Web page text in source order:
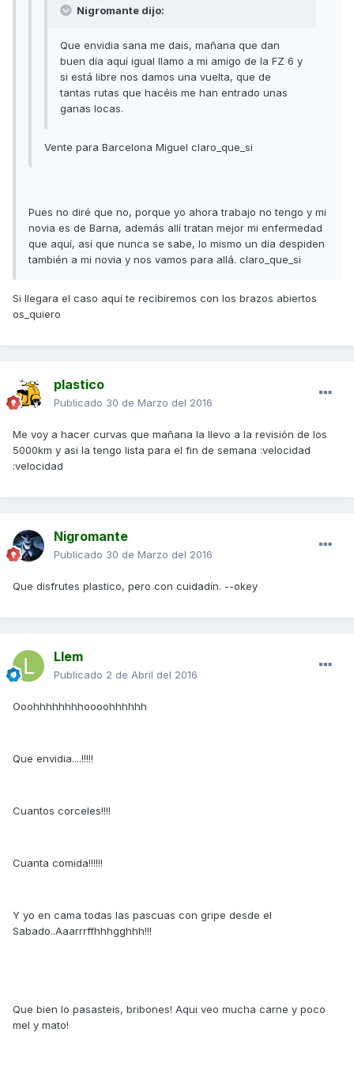
Nigromante dijo:
Que envidia sana me dais, mañana que dan
buen día aquí igual llamo a mi amigo de la FZ 6 y
si está libre nos damos una vuelta, que de
tantas rutas que hacéis me han entrado unas
ganas locas.
Vente para Barcelona Miguel claro_que_si
Pues no diré que no, porque yo ahora trabajo no tengo y mi
novia es de Barna, además allí tratan mejor mi enfermedad
que aquí, así que nunca se sabe, lo mismo un día despiden
también a mi novia y nos vamos para allá. claro_que_si
Si llegara el caso aquí te recibiremos con los brazos abiertos
os_quiero
plastico
Publicado 30 de Marzo del 2016
Me voy a hacer curvas que mañana la llevo a la revisión de los
5000km y asi la tengo lista para el fin de semana :velocidad
:velocidad
Nigromante
Publicado 30 de Marzo del 2016
Que disfrutes plastico, pero con cuidadín. --okey
Llem
Publicado 2 de Abril del 2016
Ooohhhhhhhhoooohhhhhh
Que envidia....!!!!!
Cuantos corceles!!!!
Cuanta comida!!!!!!
Y yo en cama todas las pascuas con gripe desde el
Sabado..Aaarrrffhhhgghhh!!!
Que bien lo pasasteis, bribones! Aqui veo mucha carne y poco
mel y mato!